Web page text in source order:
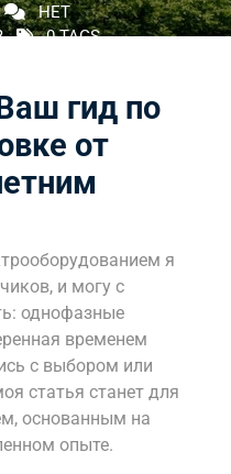
НЕТ
0 TAGS
гид по
от
я
и могу с
однофазные
временем
с выбором или
статья станет для
основанным на
опыте.